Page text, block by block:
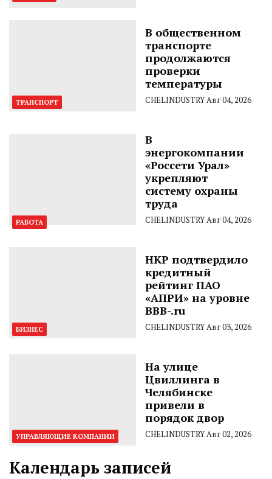
ТРАНСПОРТ
В общественном
транспорте
продолжаются
проверки
температуры
CHELINDUSTRYАвг 04, 2026
РАБОТА
В
энергокомпании
«Россети Урал»
укрепляют
систему охраны
труда
CHELINDUSTRYАвг 04, 2026
БИЗНЕС
НКР подтвердило
кредитный
рейтинг ПАО
«АПРИ» на уровне
BBB-.ru
CHELINDUSTRYАвг 03, 2026
УПРАВЛЯЮЩИЕ КОМПАНИИ
На улице
Цвиллинга в
Челябинске
привели в
порядок двор
CHELINDUSTRYАвг 02, 2026
Календарь записей